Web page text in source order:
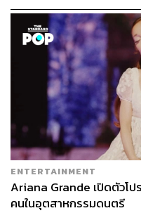
ENTERTAINMENT
Ariana Grande เปิดตัวโ
คนในอุตสาหกรรมดนตรี